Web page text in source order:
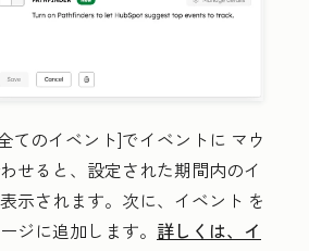
てのイベント]でイベントに マウ
せると、設定された期間内のイ
示されます。次に、 イベント を
ジに追加します。 詳しくは、イ